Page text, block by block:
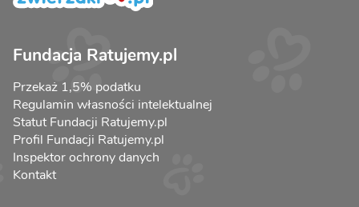
Fundacja Ratujemy.pl
Przekaż 1,5% podatku
Regulamin własności intelektualnej
Statut Fundacji Ratujemy.pl
Profil Fundacji Ratujemy.pl
Inspektor ochrony danych
Kontakt